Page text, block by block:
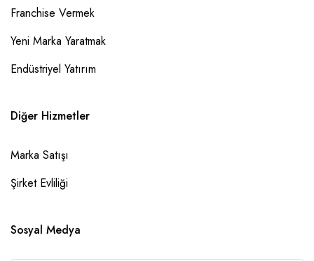
Franchise Vermek
Yeni Marka Yaratmak
Endüstriyel Yatırım
Diğer Hizmetler
Marka Satışı
Şirket Evliliği
Sosyal Medya